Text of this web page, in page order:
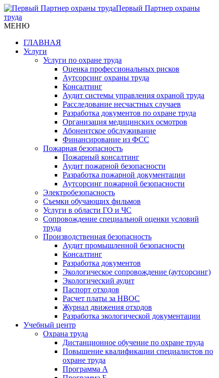
Первый Партнер охраны
труда
МЕНЮ
ГЛАВНАЯ
Услуги
Услуги по охране труда
Оценка профессиональных рисков
Аутсорсинг охраны труда
Консалтинг
Аудит системы управления охраной труда
Расследование несчастных случаев
Разработка документов по охране труда
Организация медицинских осмотров
Абонентское обслуживание
Финансирование из ФСС
Пожарная безопасность
Пожарный консалтинг
Аудит пожарной безопасности
Разработка пожарной документации
Аутсорсинг пожарной безопасности
Электробезопасность
Съемки обучающих фильмов
Услуги в области ГО и ЧС
Сопровождение специальной оценки условий
труда
Производственная безопасность
Аудит промышленной безопасности
Консалтинг
Разработка документов
Экологическое сопровождение (аутсорсинг)
Экологический аудит
Паспорт отходов
Расчет платы за НВОС
Журнал движения отходов
Разработка экологической документации
Учебный центр
Охрана труда
Дистанционное обучение по охране труда
Повышение квалификации специалистов по
охране труда
Программа А